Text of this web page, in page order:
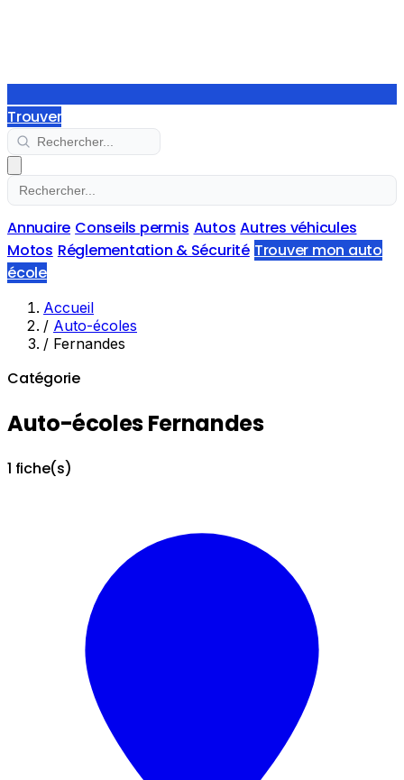
Trouver
Annuaire Conseils permis Autos Autres véhicules
Motos Réglementation & Sécurité Trouver mon auto
école
Accueil
/ Auto-écoles
/ Fernandes
Catégorie
Auto-écoles Fernandes
1 fiche(s)